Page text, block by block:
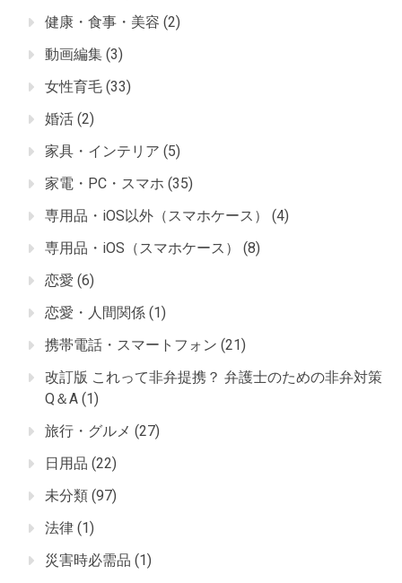
健康・食事・美容 (2)
動画編集 (3)
女性育毛 (33)
婚活 (2)
家具・インテリア (5)
家電・PC・スマホ (35)
専用品・iOS以外（スマホケース）
(4)
専用品・iOS（スマホケース）
(8)
恋愛 (6)
恋愛・人間関係 (1)
携帯電話・スマートフォン (21)
改訂版 これって非弁提携？ 弁護士のための非弁対策
Q＆A (1)
旅行・グルメ (27)
日用品 (22)
未分類 (97)
法律 (1)
災害時必需品 (1)